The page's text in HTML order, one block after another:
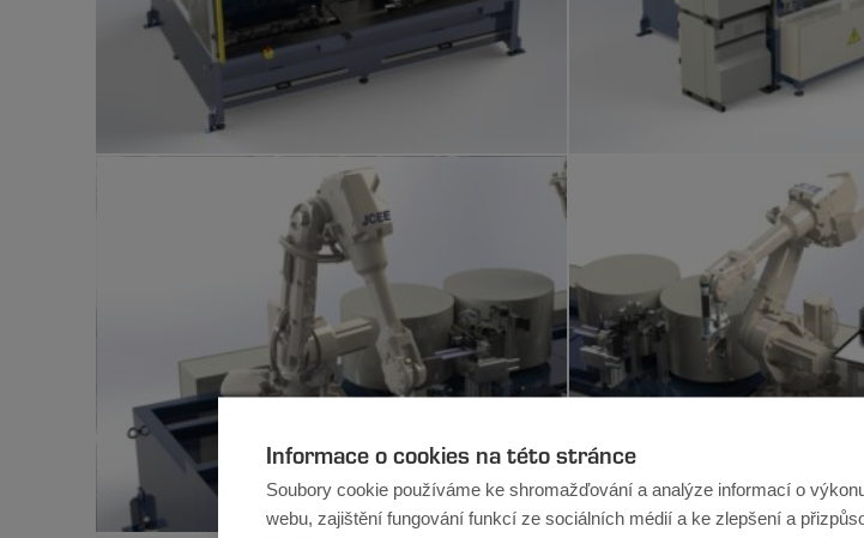
Informace o cookies na této stránce
Soubory cookie používáme ke shromažďování a analýze informací o
webu, zajištění fungování funkcí ze sociálních médií a ke zlepšení a